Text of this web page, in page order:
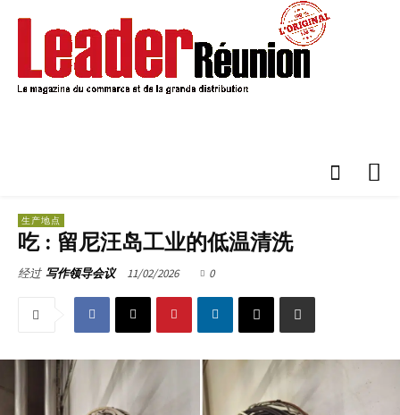
生产地点
吃 : 留尼汪岛工业的低温清洗
经过 写作领导会议 11/02/2026 0